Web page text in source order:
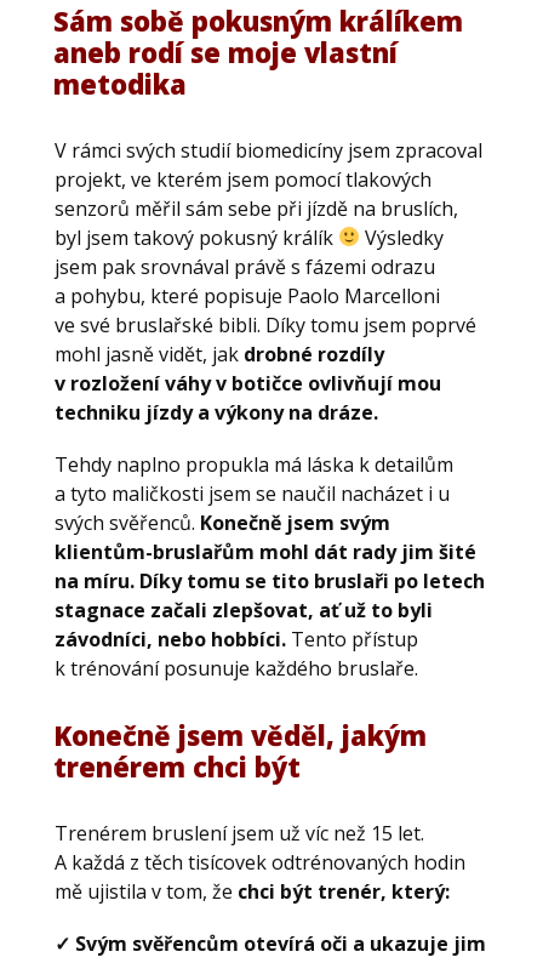
Sám sobě pokusným králíkem
aneb rodí se moje vlastní
metodika
V rámci svých studií biomedicíny jsem zpracoval
projekt, ve kterém jsem pomocí tlakových
senzorů měřil sám sebe při jízdě na bruslích,
byl jsem takový pokusný králík
Výsledky
jsem pak srovnával právě s fázemi odrazu
a pohybu, které popisuje Paolo Marcelloni
ve své bruslařské bibli. Díky tomu jsem poprvé
mohl jasně vidět, jak drobné rozdíly
v rozložení váhy v botičce ovlivňují mou
techniku jízdy a výkony na dráze.
Tehdy naplno propukla má láska k detailům
a tyto maličkosti jsem se naučil nacházet i u
svých svěřenců. Konečně jsem svým
klientům-bruslařům mohl dát rady jim šité
na míru. Díky tomu se tito bruslaři po letech
stagnace začali zlepšovat, ať už to byli
závodníci, nebo hobbíci.Tento přístup
k trénování posunuje každého bruslaře.
Konečně jsem věděl, jakým
trenérem chci být
Trenérem bruslení jsem už víc než 15 let.
A každá z těch tisícovek odtrénovaných hodin
mě ujistila v tom, že chci být trenér, který:
✓ Svým svěřencům otevírá oči a ukazuje jim